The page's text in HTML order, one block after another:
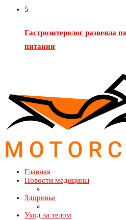
5
Гастроэнтеролог развеяла
питании
Главная
Новости медицины
Здоровье
Уход за телом